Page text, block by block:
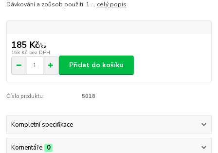
Dávkování a způsob použití: 1 ... celý popis
185 Kč/ks
153 Kč bez DPH
Přidat do košíku
Číslo produktu: 5018
Kompletní specifikace
Komentáře 0